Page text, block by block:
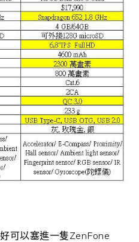
可以塞進一隻ZenFone